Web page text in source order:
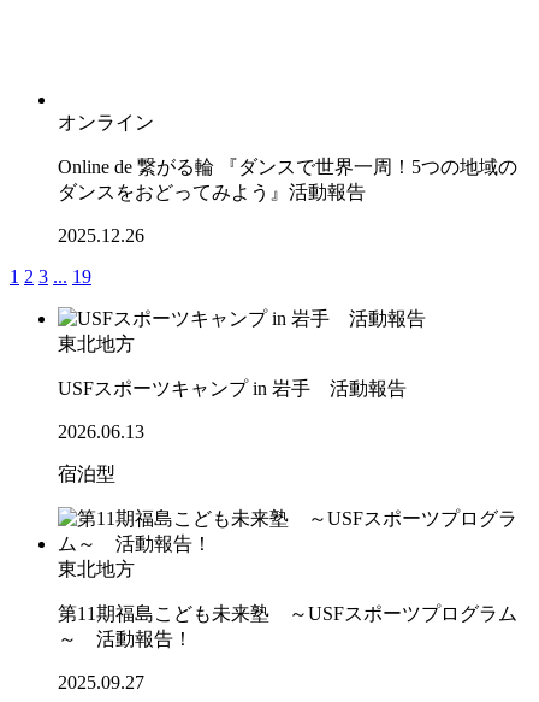
オンライン
Online de 繋がる輪 『ダンスで世界一周！5つの地域の
ダンスをおどってみよう』活動報告
2025.12.26
1 2 3 ... 19
東北地方
USFスポーツキャンプ in 岩手 活動報告
2026.06.13
宿泊型
東北地方
第11期福島こども未来塾 ～USFスポーツプログラム
～ 活動報告！
2025.09.27